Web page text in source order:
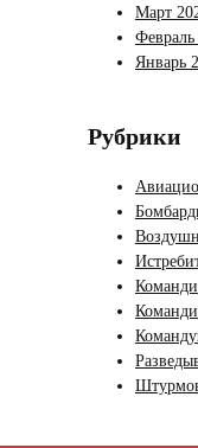
Март
Февраль
Январь
Рубрики